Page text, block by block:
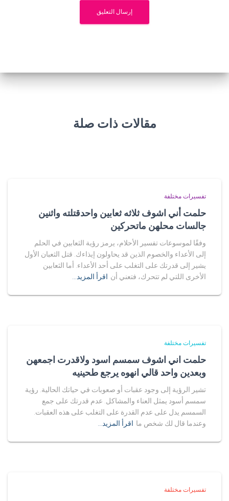
مقالات ذات صلة
تفسيرات مختلفة
حلمت أني اشوف ثلاثه ثعابين واحدقتلته واثنين
جالسات محلهن ماتحركين
وفقًا لموسوعات تفسير الأحلام، يرمز رؤية الثعابين في الحلم
إلى الأعداء والخصوم الذين قد يحاولون إيذاءك. قتل الثعبان الأول
يشير إلى قدرتك على التغلب على أحد الأعداء. أما الثعابين
الأخرى اللتي لم تتحرك، فتعني أن اقرأ المزيد…
تفسيرات مختلفة
حلمت اني اشوف سمسم اسود ولاقدرت اجمعهن
وبعدين واحد قالي انهوه يرجع طحينيه
تشير الرؤية إلى وجود عقبات أو صعوبات في حياتك الحالية. رؤية
سمسم أسود يمثل العناء والمشاكل. عدم قدرتك على جمع
السمسم يدل على عدم القدرة على التغلب على هذه العقبات.
وعندما قال لك شخص ما اقرأ المزيد…
تفسيرات مختلفة